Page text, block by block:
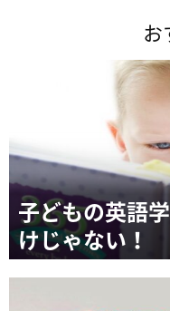
お
子どもの英語
けじゃない！